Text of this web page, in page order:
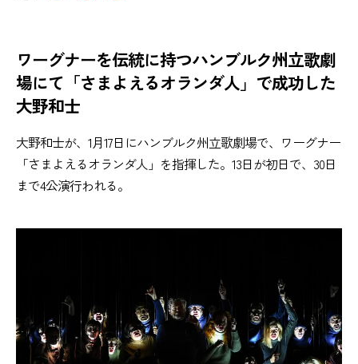
ワーグナーを伝統に持つハンブルク州立歌劇
場にて「さまよえるオランダ人」で成功した
大野和士
大野和士が、1月17日にハンブルク州立歌劇場で、ワーグナー
「さまよえるオランダ人」を指揮した。13日が初日で、30日
まで4公演行われる。